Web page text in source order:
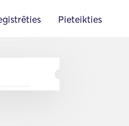
Pieteikties